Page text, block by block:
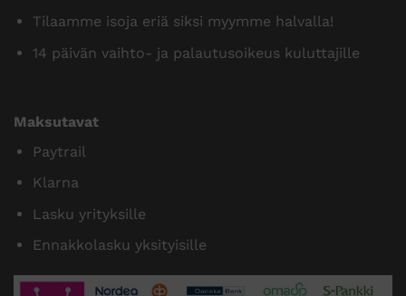
Tilaamme isoja eriä siksi myymme halvalla!
14 päivän vaihto- ja palautusoikeus kuluttajille
Maksutavat
Paytrail
Klarna
Lasku yrityksille
Ennakkolasku yksityisille